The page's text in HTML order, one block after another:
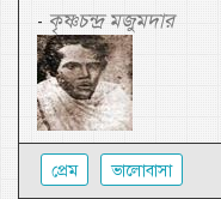
- কৃষ্ণচন্দ্র মজুমদার
প্রেম ভালোবাসা